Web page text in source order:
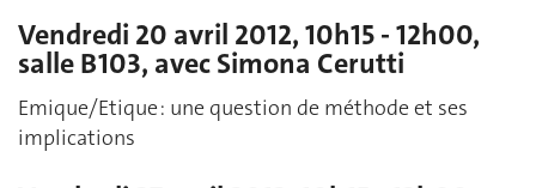
Vendredi 20 avril 2012, 10h15 - 12h00,
salle B103, avec Simona Cerutti
Emique/Etique : une question de méthode et ses
implications